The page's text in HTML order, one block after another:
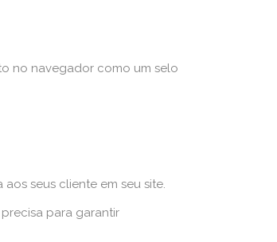
no navegador como um selo
seus cliente em seu site.
para garantir